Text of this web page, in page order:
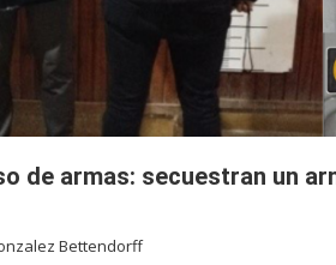
de armas: secuestran un
Bettendorff